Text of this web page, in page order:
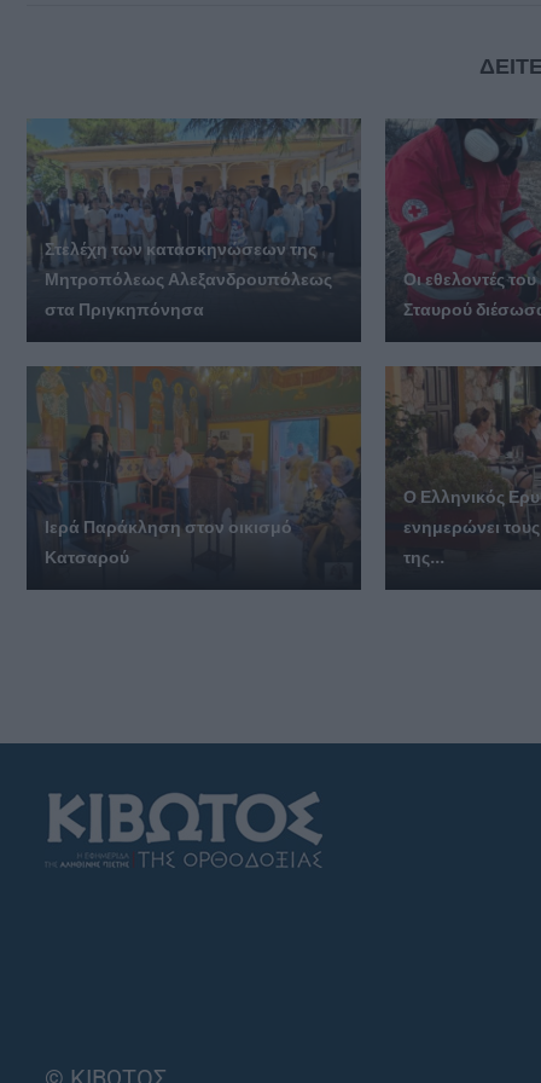
Στελέχη των κατασκηνώσεων της
Μητροπόλεως Αλεξανδρουπόλεως
στα Πριγκηπόνησα
Οι εθελοντές
Σταυρού
Ιερά Παράκληση στον οικισμό
Κατσαρού
Ο Ελληνικός
ενημερώνει
της...